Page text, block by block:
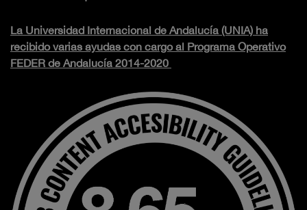
La Universidad Internacional de Andalucía (UNIA) ha
recibido varias ayudas con cargo al Programa Operativo
FEDER de Andalucía 2014-2020